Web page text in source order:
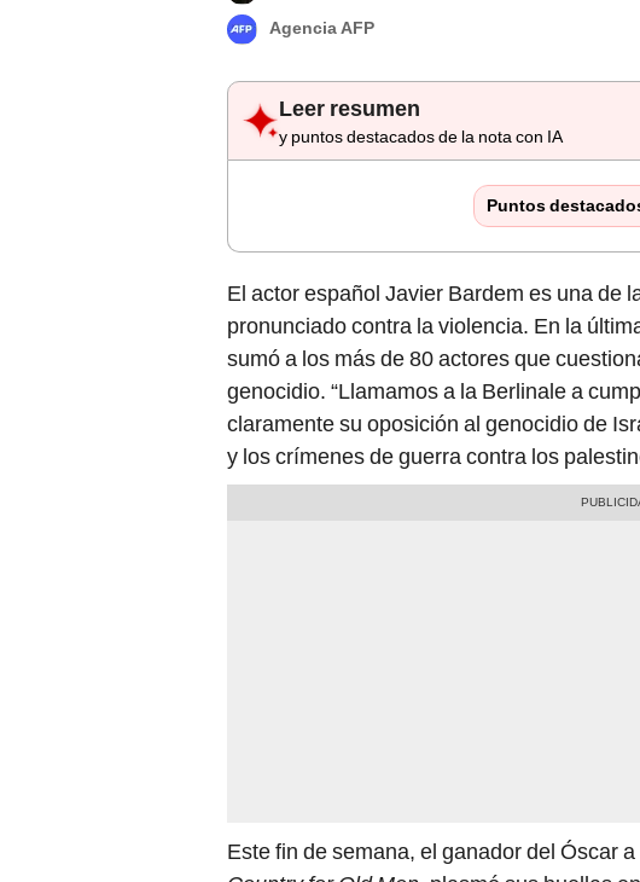
Agencia AFP
Leer resumen
y puntos destacados de la nota con IA
Puntos
El actor español Javier Bardem es una de
pronunciado contra la violencia. En la
sumó a los más de 80 actores que
genocidio. “Llamamos a la Berlinale a
claramente su oposición al genocidio de
y los crímenes de guerra contra los
Este fin de semana, el ganador del Óscar